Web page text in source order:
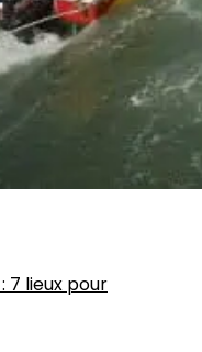
: 7 lieux pour